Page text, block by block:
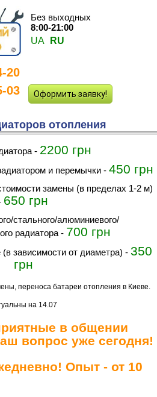
Без выходных
8:00-21:00
UA
RU
20
03
Оформить заявку!
отопления
- 2200 грн
и перемычки - 450 грн
замены (в пределах 1-2 м)
650 грн
радиатора - 700 грн
(в зависимости от диаметра) - 350
грн
переноса батареи отопления в Киеве.
на 14.07
в общении
вопрос уже сегодня!
Опыт - от 10